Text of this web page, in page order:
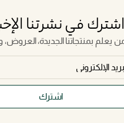
اشترك في نشرتنا
يعلم بمنتجاتنا الجديدة، العروض، و
اشترك